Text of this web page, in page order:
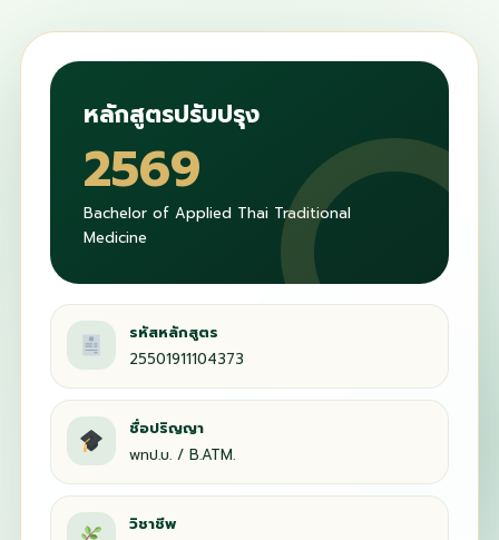
หลักสูตรปรับปรุง
2569
Bachelor of Applied Thai Traditional
Medicine
รหัสหลักสูตร
25501911104373
ชื่อปริญญา
พทป.บ. / B.ATM.
วิชาชีพ